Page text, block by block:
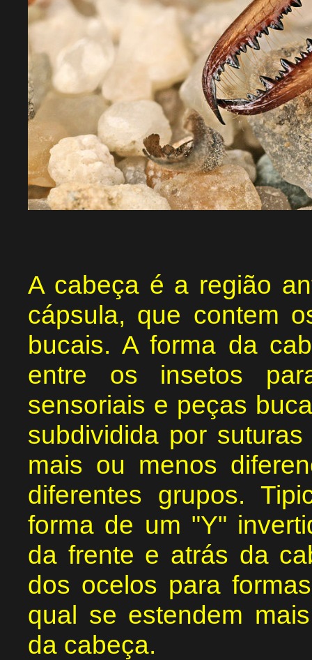
A cabeça é a região
cápsula, que contem
bucais. A forma da
entre os insetos
sensoriais e peças
subdividida por
mais ou menos
diferentes grupos.
forma de um "Y"
da frente e atrás da
dos ocelos para
qual se estendem
da cabeça.